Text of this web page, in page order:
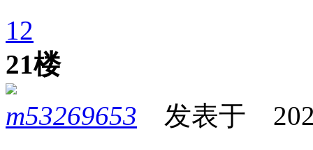
12
21楼
m53269653 发表于